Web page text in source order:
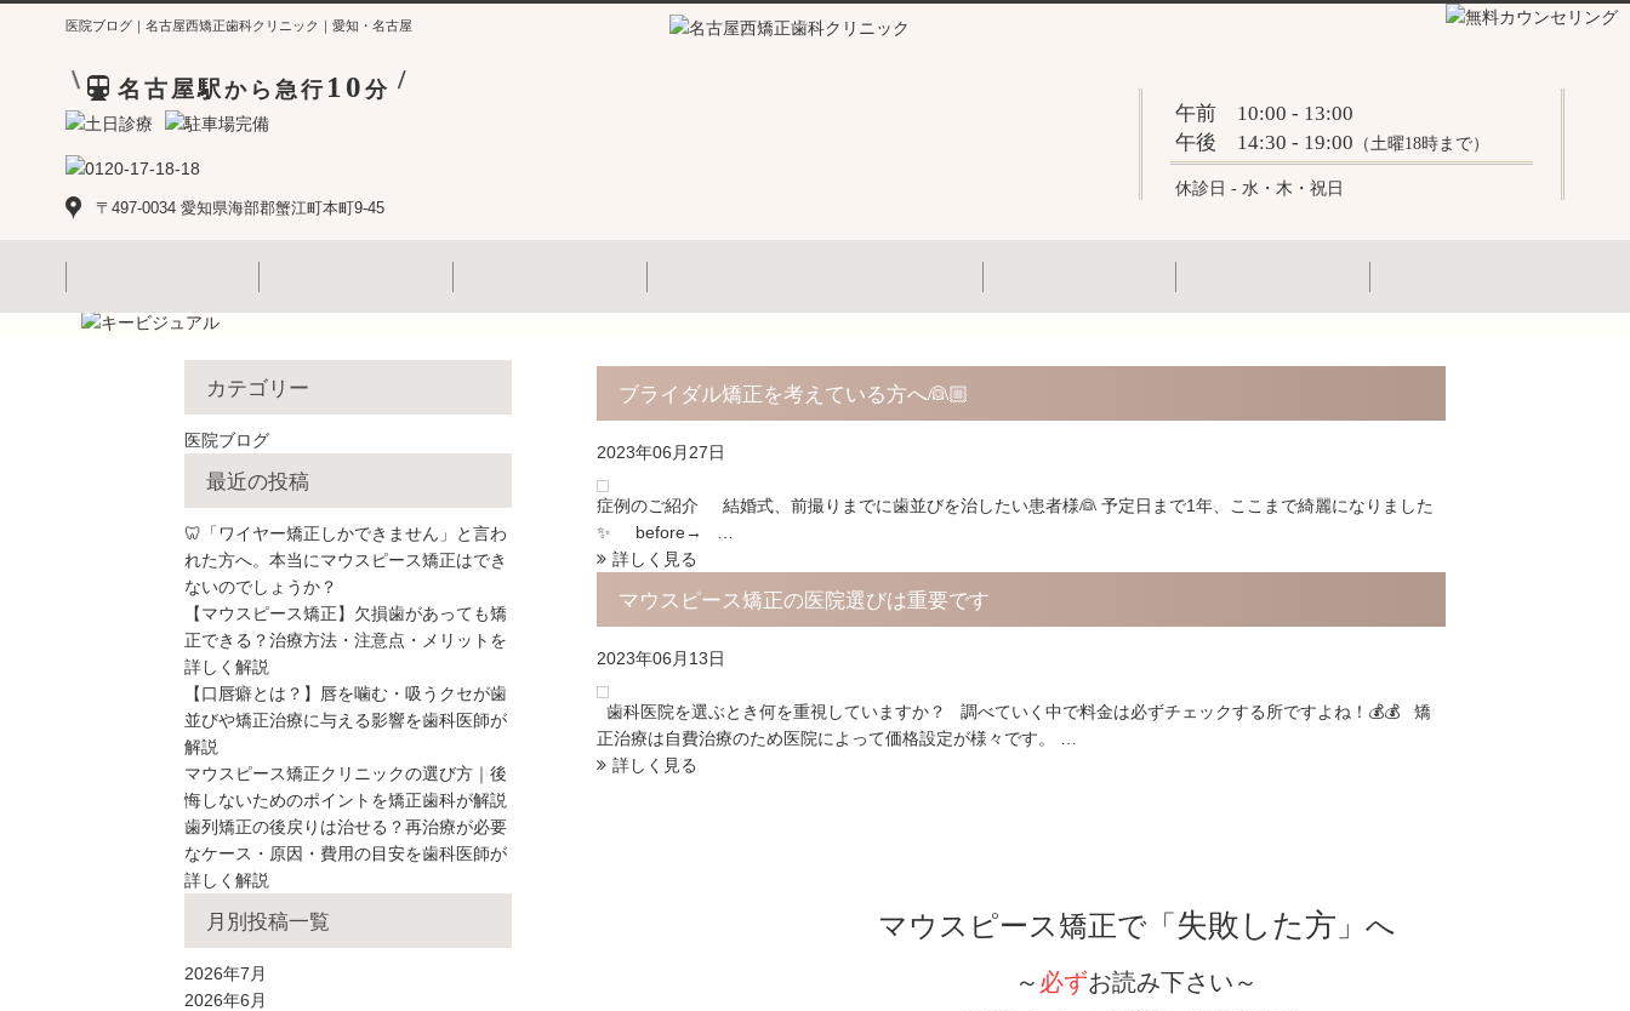
医院ブログ｜名古屋西矯正歯科クリニック｜愛知・名古屋
/ 名古屋駅 から急行 10 分 /
〒497-0034 愛知県海部郡蟹江町本町9-45
午前 10:00 - 13:00
午後 14:30 - 19:00 （土曜18時まで）
休診日 - 水・木・祝日
カテゴリー
医院ブログ
最近の投稿
🦷「ワイヤー矯正しかできません」と言わ
れた方へ。本当にマウスピース矯正はでき
ないのでしょうか？
【マウスピース矯正】欠損歯があっても矯
正できる？治療方法・注意点・メリットを
詳しく解説
【口唇癖とは？】唇を噛む・吸うクセが歯
並びや矯正治療に与える影響を歯科医師が
解説
マウスピース矯正クリニックの選び方｜後
悔しないためのポイントを矯正歯科が解説
歯列矯正の後戻りは治せる？再治療が必要
なケース・原因・費用の目安を歯科医師が
詳しく解説
月別投稿一覧
2026年7月
2026年6月
ブライダル矯正を考えている方へ👰🏼
2023年06月27日
症例のご紹介 結婚式、前撮りまでに歯並びを治したい患者様👰 予定日まで1年、ここまで綺麗になりました
✨ before→ …
詳しく見る
マウスピース矯正の医院選びは重要です
2023年06月13日
歯科医院を選ぶとき何を重視していますか？ 調べていく中で料金は必ずチェックする所ですよね！💰💰 矯
正治療は自費治療のため医院によって価格設定が様々です。 …
詳しく見る
マウスピース矯正で「 失敗した方 」へ
～ 必ずお読み下さい～